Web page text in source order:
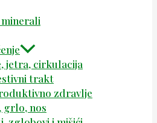
jetra, cirkulacija
trakt
zdravlje
grlo, nos